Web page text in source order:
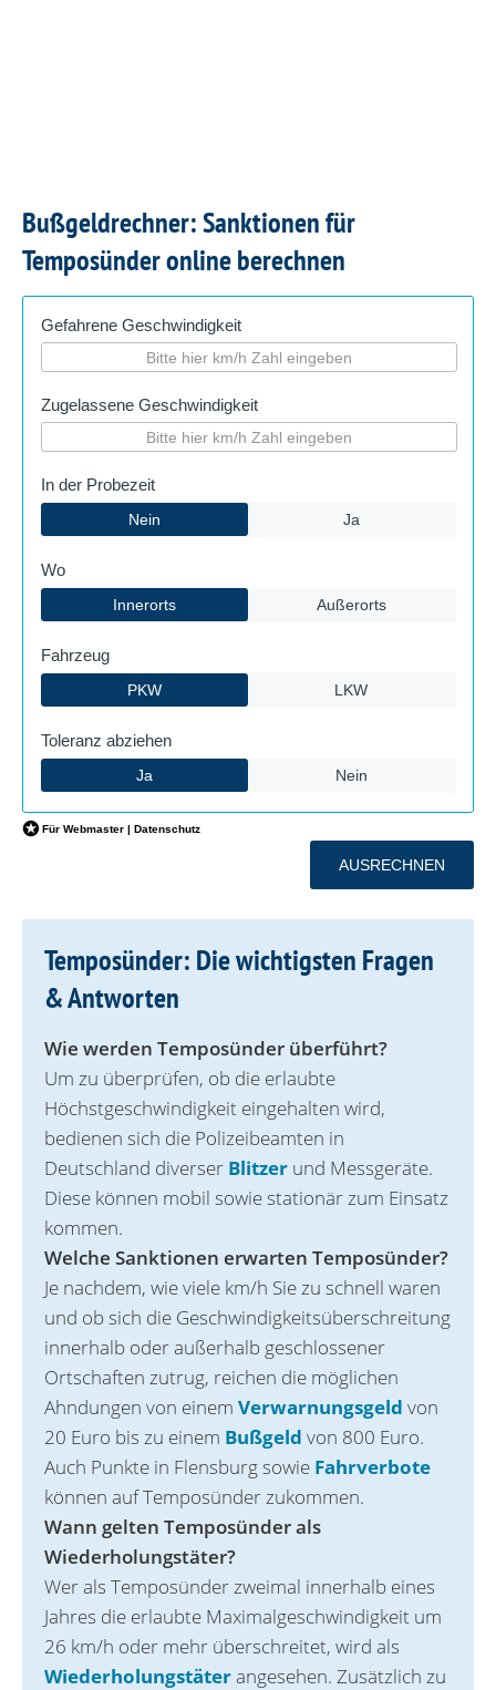
Bußgeldrechner: Sanktionen für
Temposünder online berechnen
Temposünder: Die wichtigsten Fragen
& Antworten
Wie werden Temposünder überführt?
Um zu überprüfen, ob die erlaubte
Höchstgeschwindigkeit eingehalten wird,
bedienen sich die Polizeibeamten in
Deutschland diverser Blitzer und Messgeräte.
Diese können mobil sowie stationär zum Einsatz
kommen.
Welche Sanktionen erwarten Temposünder?
Je nachdem, wie viele km/h Sie zu schnell waren
und ob sich die Geschwindigkeitsüberschreitung
innerhalb oder außerhalb geschlossener
Ortschaften zutrug, reichen die möglichen
Ahndungen von einem Verwarnungsgeld von
20 Euro bis zu einem Bußgeld von 800 Euro.
Auch Punkte in Flensburg sowie Fahrverbote
können auf Temposünder zukommen.
Wann gelten Temposünder als
Wiederholungstäter?
Wer als Temposünder zweimal innerhalb eines
Jahres die erlaubte Maximalgeschwindigkeit um
26 km/h oder mehr überschreitet, wird als
Wiederholungstäterangesehen. Zusätzlich zu